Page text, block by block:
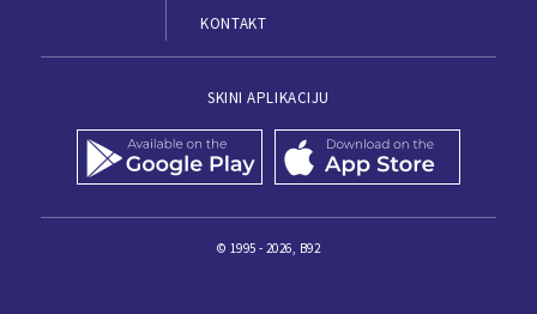
KONTAKT
SKINI APLIKACIJU
© 1995 - 2026, B92